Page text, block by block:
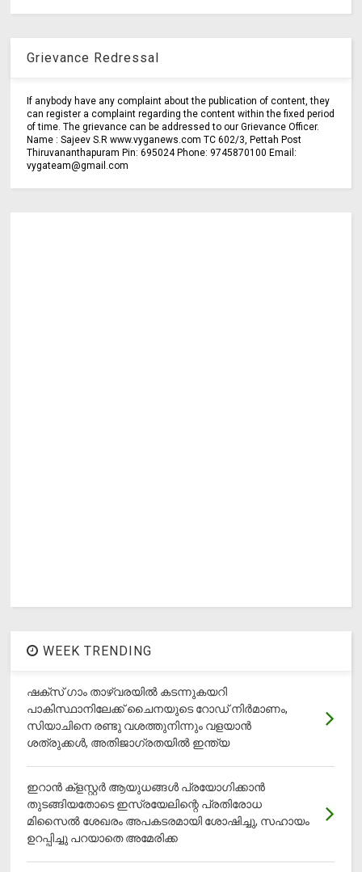
Grievance Redressal
If anybody have any complaint about the publication of content, they
can register a complaint regarding the content within the fixed period
of time. The grievance can be addressed to our Grievance Officer.
Name : Sajeev S.R www.vyganews.com TC 602/3, Pettah Post
Thiruvananthapuram Pin: 695024 Phone: 9745870100 Email:
vygateam@gmail.com
WEEK TRENDING
ഷക്സ് ​ഗാം താഴ്‌വരയിൽ കടന്നുകയറി
പാകിസ്ഥാനിലേക്ക് ചൈനയുടെ റോഡ് നിർമാണം,
സിയാചിനെ രണ്ടു വശത്തുനിന്നും വളയാൻ
ശത്രുക്കൾ, അതിജാ​ഗ്രതയിൽ ഇന്ത്യ
ഇറാന്‍ ക്‌ളസ്റ്റര്‍ ആയുധങ്ങള്‍ പ്രയോഗിക്കാന്‍
തുടങ്ങിയതോടെ ഇസ്രയേലിന്റെ പ്രതിരോധ
മിസൈല്‍ ശേഖരം അപകടരമായി ശോഷിച്ചു, സഹായം
ഉറപ്പിച്ചു പറയാതെ അമേരിക്ക